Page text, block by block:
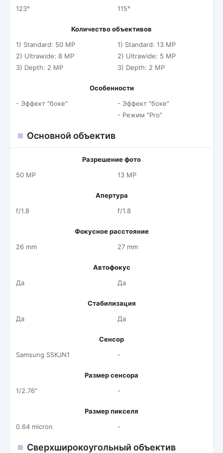
123°
115°
Количество объективов
1) Standard: 50 MP
2) Ultrawide: 8 MP
3) Depth: 2 MP
1) Standard: 13 MP
2) Ultrawide: 5 MP
3) Depth: 2 MP
Особенности
- Эффект "боке"
- Эффект "боке"
- Режим "Pro"
Основной объектив
Разрешение фото
50 MP
13 MP
Апертура
f/1.8
f/1.8
Фокусное расстояние
26 mm
27 mm
Автофокус
Да
Да
Стабилизация
Да
Да
Сенсор
Samsung S5KJN1
-
Размер сенсора
1/2.76"
-
Размер пикселя
0.64 micron
-
Сверхширокоугольный объектив